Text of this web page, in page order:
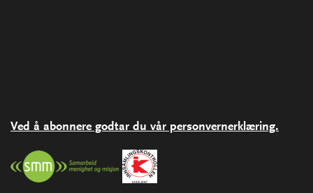
Ved å abonnere godtar du vår personvernerklæring.